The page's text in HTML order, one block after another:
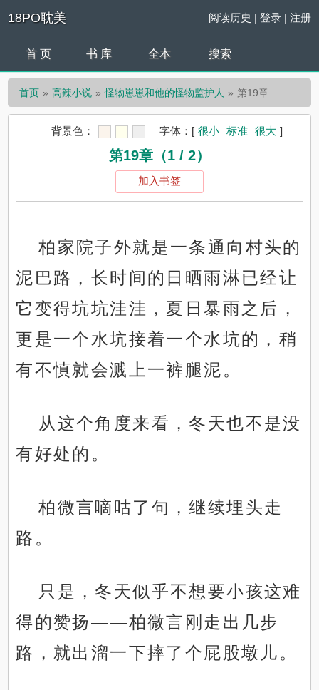
18PO耽美 阅读历史 | 登录| 注册
首 页 书 库 全本 搜索
首页 高辣小说 怪物崽崽和他的怪物监护人 第19章
背景色： 字体： [ 很小 标准 很大 ]
第19章（1 / 2）
加入书签
柏家院子外就是一条通向村头的
泥巴路，长时间的日晒雨淋已经让
它变得坑坑洼洼，夏日暴雨之后，
更是一个水坑接着一个水坑的，稍
有不慎就会溅上一裤腿泥。
从这个角度来看，冬天也不是没
有好处的。
柏微言嘀咕了句，继续埋头走
路。
只是，冬天似乎不想要小孩这难
得的赞扬——柏微言刚走出几步
路，就出溜一下摔了个屁股墩儿。